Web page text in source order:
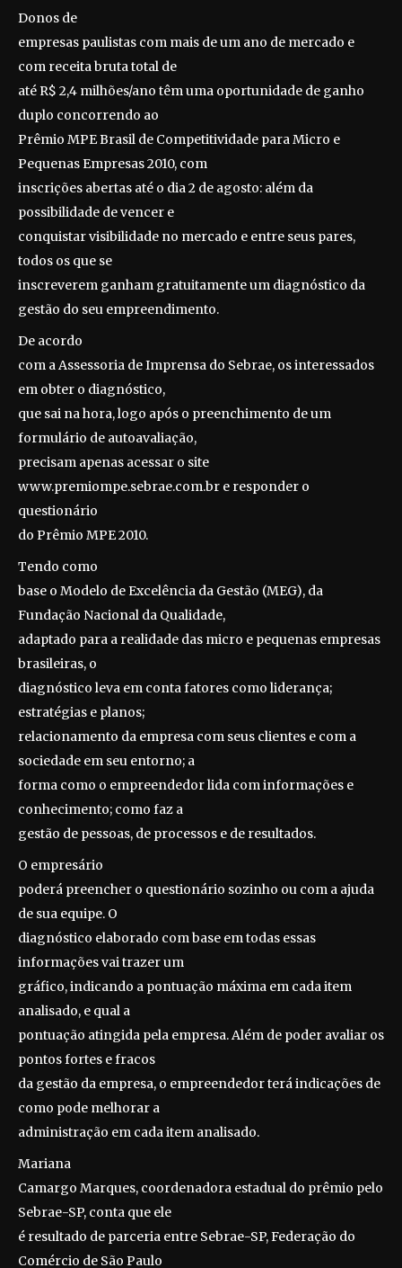
Donos de
empresas paulistas com mais de um ano de mercado e
com receita bruta total de
até R$ 2,4 milhões/ano têm uma oportunidade de ganho
duplo concorrendo ao
Prêmio MPE Brasil de Competitividade para Micro e
Pequenas Empresas 2010, com
inscrições abertas até o dia 2 de agosto: além da
possibilidade de vencer e
conquistar visibilidade no mercado e entre seus pares,
todos os que se
inscreverem ganham gratuitamente um diagnóstico da
gestão do seu empreendimento.
De acordo
com a Assessoria de Imprensa do Sebrae, os interessados
em obter o diagnóstico,
que sai na hora, logo após o preenchimento de um
formulário de autoavaliação,
precisam apenas acessar o site
www.premiompe.sebrae.com.br e responder o
questionário
do Prêmio MPE 2010.
Tendo como
base o Modelo de Excelência da Gestão (MEG), da
Fundação Nacional da Qualidade,
adaptado para a realidade das micro e pequenas empresas
brasileiras, o
diagnóstico leva em conta fatores como liderança;
estratégias e planos;
relacionamento da empresa com seus clientes e com a
sociedade em seu entorno; a
forma como o empreendedor lida com informações e
conhecimento; como faz a
gestão de pessoas, de processos e de resultados.
O empresário
poderá preencher o questionário sozinho ou com a ajuda
de sua equipe. O
diagnóstico elaborado com base em todas essas
informações vai trazer um
gráfico, indicando a pontuação máxima em cada item
analisado, e qual a
pontuação atingida pela empresa. Além de poder avaliar os
pontos fortes e fracos
da gestão da empresa, o empreendedor terá indicações de
como pode melhorar a
administração em cada item analisado.
Mariana
Camargo Marques, coordenadora estadual do prêmio pelo
Sebrae-SP, conta que ele
é resultado de parceria entre Sebrae-SP, Federação do
Comércio de São Paulo